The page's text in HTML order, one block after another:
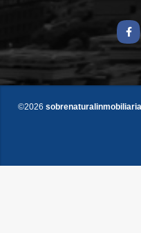
©2026